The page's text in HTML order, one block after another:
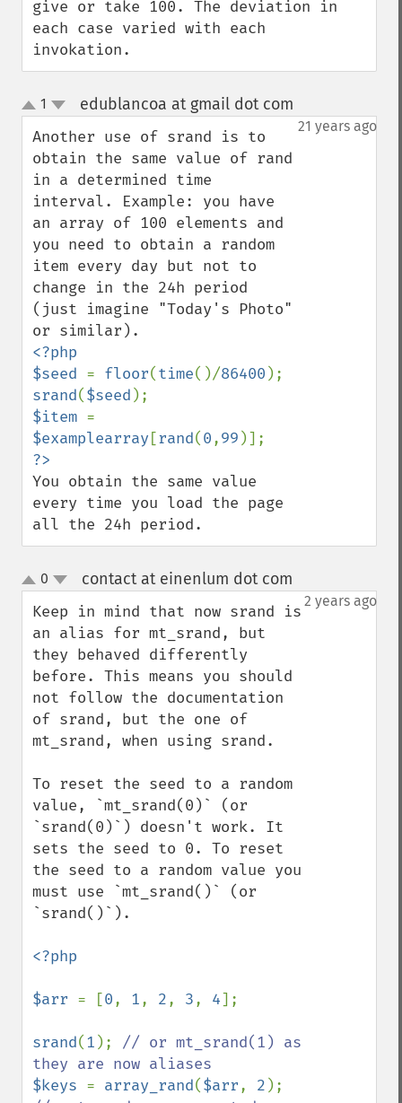
give or take 100. The deviation in
each case varied with each
invokation.
up
down
1 edublancoa at gmail dot com
21 years ago
Another use of srand is to
obtain the same value of rand
in a determined time
interval. Example: you have
an array of 100 elements and
you need to obtain a random
item every day but not to
change in the 24h period
(just imagine "Today's Photo"
<?php
$seed = floor(time()/86400
srand($seed
$item
$examplearray [rand(0,99
You obtain the same value
every time you load the page
all the 24h period.
up
down
0 contact at einenlum dot com
2 years ago
Keep in mind that now srand is
an alias for mt_srand, but
they behaved differently
before. This means you should
not follow the documentation
of srand, but the one of
mt_srand, when using srand.
To reset the seed to a random
value, `mt_srand(0)` (or
`srand(0)`) doesn't work. It
sets the seed to 0. To reset
the seed to a random value you
must use `mt_srand()` (or
`srand()`).
<?php
$arr = [0, 1, 2, 3, 4];
srand(1 ); // or mt_srand(1) as
$keys = array_rand($arr, 2